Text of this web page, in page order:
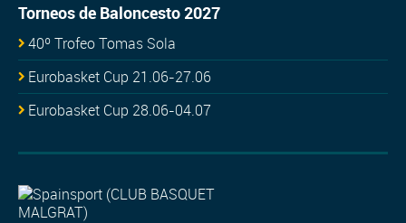
Torneos de Baloncesto 2027
40º Trofeo Tomas Sola
Eurobasket Cup 21.06-27.06
Eurobasket Cup 28.06-04.07